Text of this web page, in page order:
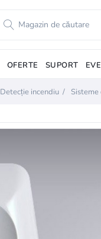
OFERTE SUPORT
Detecție incendiu /